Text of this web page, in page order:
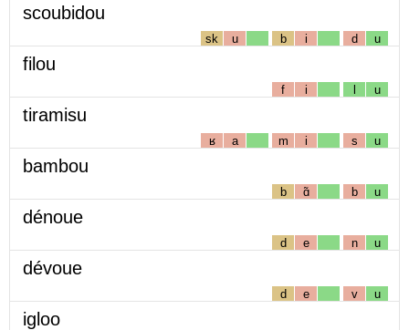
scoubidou
sk u b i d u
filou
f i l u
tiramisu
ʁ a m i s u
bambou
b ɑ̃ b u
dénoue
d e n u
dévoue
d e v u
igloo